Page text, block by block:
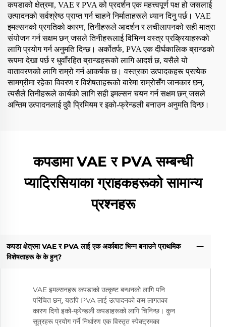
कपडाको क्षेत्रमा, VAE र PVA को प्रदर्शन एक महत्त्वपूर्ण पक्ष हो जसलाई
उत्पादनको सर्वश्रेष्ठ प्राप्त गर्न चाहने निर्माताहरूले ध्यान दिनु पर्छ। VAE
इमल्सनको प्रगतिको कारण, तिनीहरूले आदर्शन र लचीलापनको सही मात्रा
संयोजन गर्न सक्षम छन् जसले तिनीहरूलाई विभिन्न वस्त्र प्रक्रियाहरूको
लागि प्रयोग गर्न अनुमति दिन्छ। अर्कोतर्फ, PVA एक दीर्घकालिक ब्रान्डको
रूपमा देखा पर्छ र धुवाँरहित ब्रान्डहरूको लागि आदर्श छ, यसैले यो
वातावरणको लागि राम्रो गर्न आकर्षक छ। वस्त्रका उत्पादकहरू प्रत्येक
सामग्रीमा रहेका विवरण र विशेषताहरूको बारेमा राम्रोसँग जानकार छन्,
त्यसैले तिनीहरूले कार्यको लागि सही इमल्सन चयन गर्न सक्षम छन् जसले
अन्तिम उत्पादनलाई दुवै प्रिमियम र इको-फ्रेन्डली बनाउन अनुमति दिन्छ।
कपडामा VAE र PVA सम्बन्धी
प्याट्रिसियाका ग्राहकहरूको सामान्य
प्रश्नहरू
कपडा क्षेत्रमा VAE र PVA लाई एक अर्काबाट भिन्न बनाउने प्राथमिक
विशेषताहरू के के हुन्?
VAE इमल्सनहरू कपडाको उत्कृष्ट बन्धनको लागि पनि
परिचित छन्, यद्यपि PVA लाई उत्पादनको कम लागतका
कारण दिगो इको-फ्रेन्डली कपडाहरूको लागि चिनिन्छ। कुन
सूत्रहरू प्रयोग गर्ने निर्धारण एक विस्तृत स्पेक्ट्रमका